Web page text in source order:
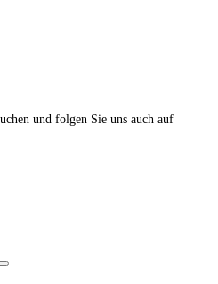
und folgen Sie uns auch auf